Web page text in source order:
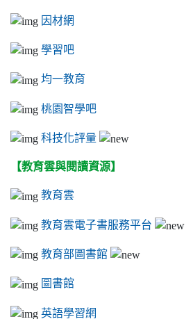
因材網
學習吧
均一教育
桃園智學吧
科技化評量
【教育雲與閱讀資源】
教育雲
教育雲電子書服務平台
教育部圖書館
圖書館
英語學習網